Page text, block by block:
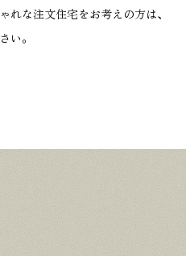
れな注文住宅をお考えの方は、
い。